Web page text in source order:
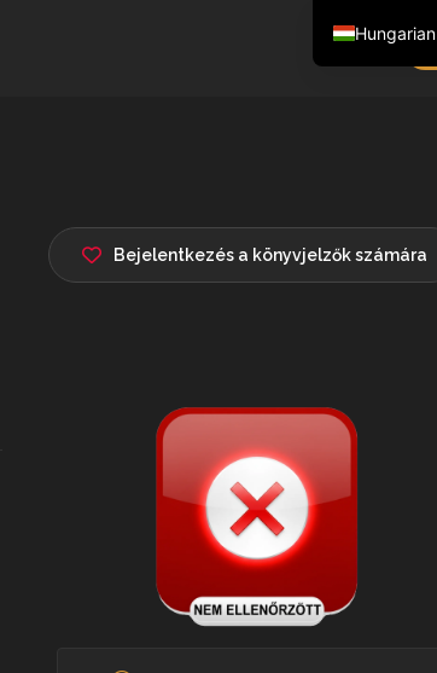
Bejelentkezés a könyvjelzők számára
Hungarian
English
French